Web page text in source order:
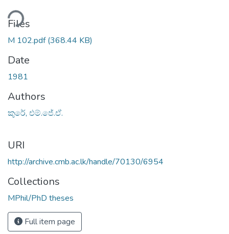
Files
M 102.pdf(368.44 KB)
Date
1981
Authors
කුරේ, එම්.ජේ.ඒ.
URI
http://archive.cmb.ac.lk/handle/70130/6954
Collections
MPhil/PhD theses
Full item page